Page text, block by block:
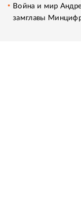
Война и мир
замглавы